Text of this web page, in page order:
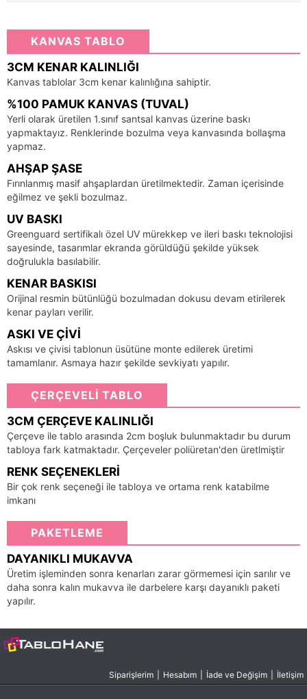
KANVAS TABLO
3CM KENAR KALINLIĞI
Kanvas tablolar 3cm kenar kalınlığına sahiptir.
%100 PAMUK KANVAS (TUVAL)
Yerli olarak üretilen 1.sınıf santsal kanvas üzerine baskı
yapmaktayız. Renklerinde bozulma veya kanvasında bollaşma
yapmaz.
AHŞAP ŞASE
Fırınlanmış masif ahşaplardan üretilmektedir. Zaman içerisinde
eğilmez ve şekli bozulmaz.
UV BASKI
Greenguard sertifikalı özel UV mürekkep ve ileri baskı teknolojisi
sayesinde, tasarımlar ekranda görüldüğü şekilde yüksek
doğrulukla basılabilir.
KENAR BASKISI
Orijinal resmin bütünlüğü bozulmadan dokusu devam etirilerek
kenar payları verilir.
ASKI VE ÇIVI
Askısı ve çivisi tablonun üsütüne monte edilerek üretimi
tamamlanır. Asmaya hazır şekilde sevkiyatı yapılır.
ÇERÇEVELİ TABLO
3CM ÇERÇEVE KALINLIĞI
Çerçeve ile tablo arasında 2cm boşluk bulunmaktadır bu durum
tabloya fark katmaktadır. Çerçeveler poliüretan'den üretlmiştir
RENK SEÇENEKLERI
Bir çok renk seçeneği ile tabloya ve ortama renk katabilme
imkanı
PAKETLEME
DAYANIKLI MUKAVVA
Üretim işleminden sonra kenarları zarar görmemesi için sarılır ve
daha sonra kalın mukavva ile darbelere karşı dayanıklı paketi
yapılır.
Siparişlerim Hesabım İade ve Değişim İletişim